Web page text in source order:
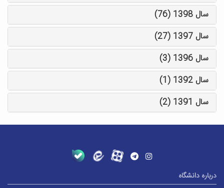
سال 1398 (76)
سال 1397 (27)
سال 1396 (3)
سال 1392 (1)
سال 1391 (2)
درباره دانشگاه